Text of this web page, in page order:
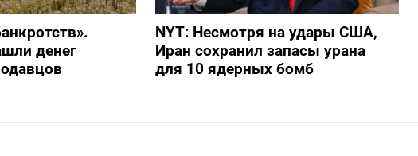
денег
NYT: Несмотря на удары США,
Иран сохранил запасы урана
для 10 ядерных бомб